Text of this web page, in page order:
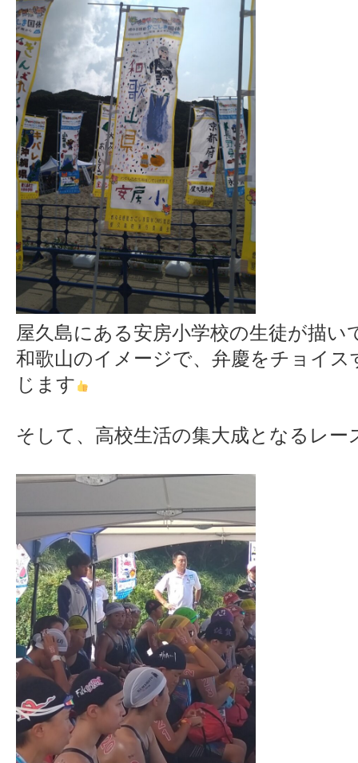
屋久島にある安房小学校の生徒が描い
和歌山のイメージで、弁慶をチョイ
じます
そして、高校生活の集大成となるレー